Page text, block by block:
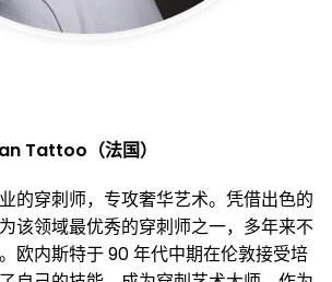
Tattoo（法国）
的穿刺师，专攻奢华艺术。凭借出色的
该领域最优秀的穿刺师之一，多年来不
欧内斯特于 90 年代中期在伦敦接受培